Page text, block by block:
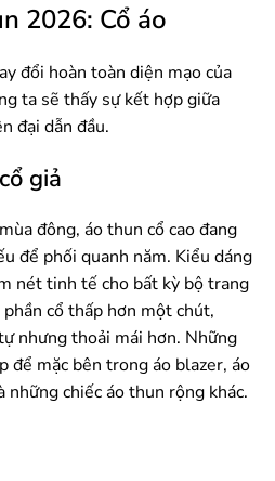
2026: Cổ áo
đổi hoàn toàn diện mạo của
ta sẽ thấy sự kết hợp giữa
đại dẫn đầu.
giả
đông, áo thun cổ cao đang
để phối quanh năm. Kiểu dáng
nét tinh tế cho bất kỳ bộ trang
cổ thấp hơn một chút,
nhưng thoải mái hơn. Những
để mặc bên trong áo blazer, áo
những chiếc áo thun rộng khác.